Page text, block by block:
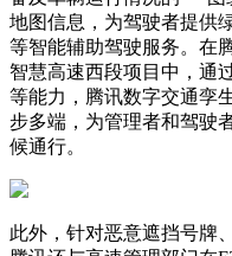
地图信息，为驾驶者提供
等智能辅助驾驶服务。在
智慧高速西段项目中，通
等能力，腾讯数字交通孪
步多端，为管理者和驾驶
候通行。
此外，针对恶意遮挡号牌